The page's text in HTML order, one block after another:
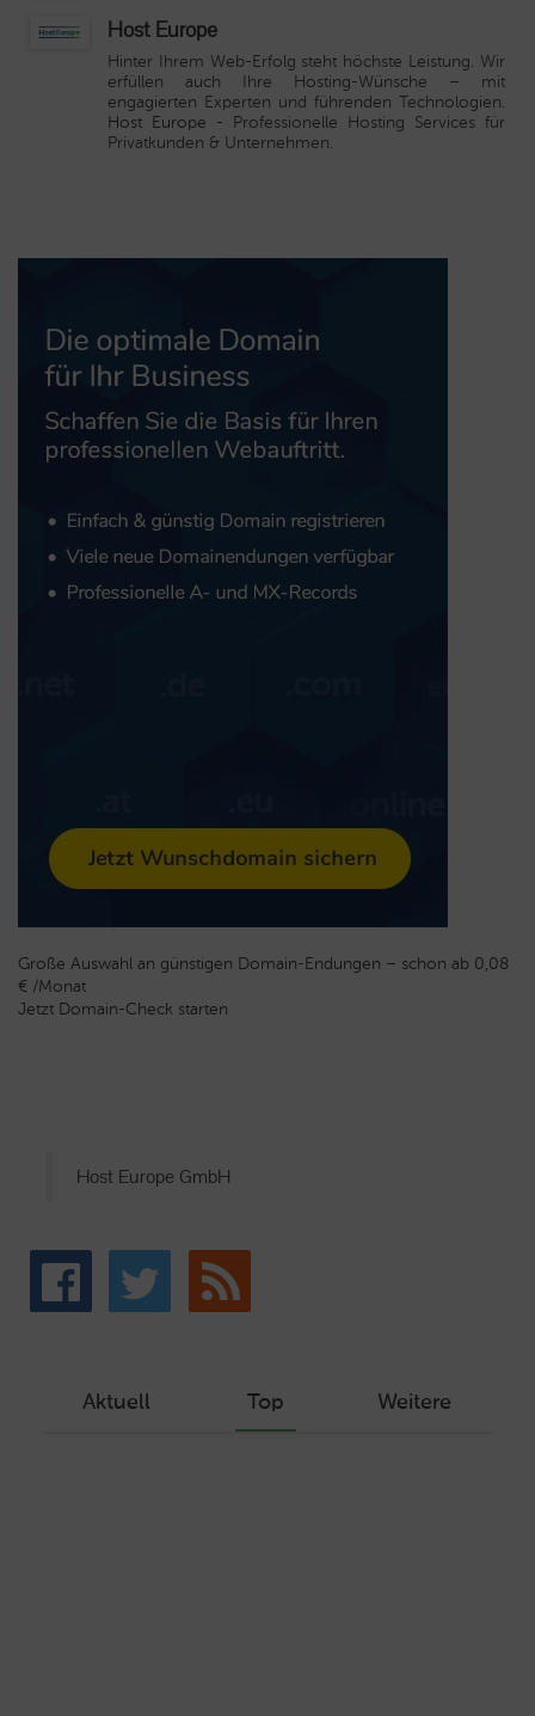
Host Europe
Hinter Ihrem Web-Erfolg steht höchste Leistung. Wir
erfüllen auch Ihre Hosting-Wünsche – mit
engagierten Experten und führenden Technologien.
Host Europe - Professionelle Hosting Services für
Privatkunden & Unternehmen.
Große Auswahl an günstigen Domain-Endungen – schon ab 0,08
€ /Monat
Jetzt Domain-Check starten
Host Europe GmbH
Aktuell Top Weitere